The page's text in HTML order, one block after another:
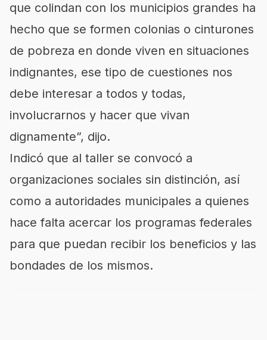
que colindan con los municipios grandes ha
hecho que se formen colonias o cinturones
de pobreza en donde viven en situaciones
indignantes, ese tipo de cuestiones nos
debe interesar a todos y todas,
involucrarnos y hacer que vivan
dignamente”, dijo.
Indicó que al taller se convocó a
organizaciones sociales sin distinción, así
como a autoridades municipales a quienes
hace falta acercar los programas federales
para que puedan recibir los beneficios y las
bondades de los mismos.